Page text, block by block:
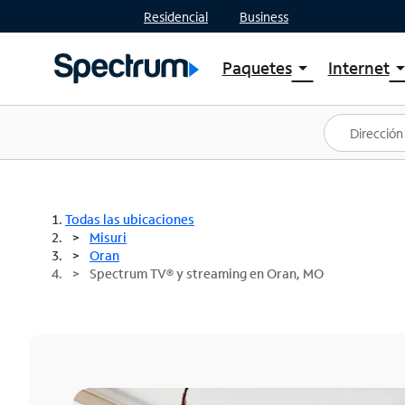
Residencial Business
Paquetesarrow_drop_down
Ver paquetes
Spectrum One
Mejores ofertas
Internetarrow_drop_down
Planes
Todas las ubicaciones
Misuri
Oran
Spectrum TV® y streaming en Oran, MO